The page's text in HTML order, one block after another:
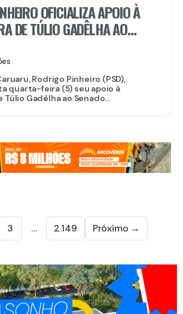
OFICIALIZA APOIO À
DE TÚLIO GADÊLHA AO
Rodrigo Pinheiro (PSD),
quarta-feira (5) seu apoio à
Gadêlha ao Senado...
3 … 2.149 Próximo →